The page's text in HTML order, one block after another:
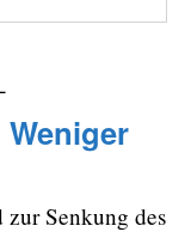
Senkung des